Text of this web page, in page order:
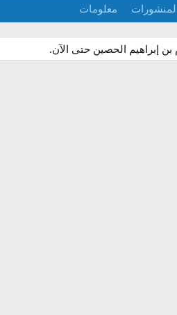
معلومات
إبراهيم الحصين حتى الآن.